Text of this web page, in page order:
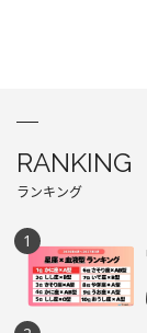
RANKING
ランキング